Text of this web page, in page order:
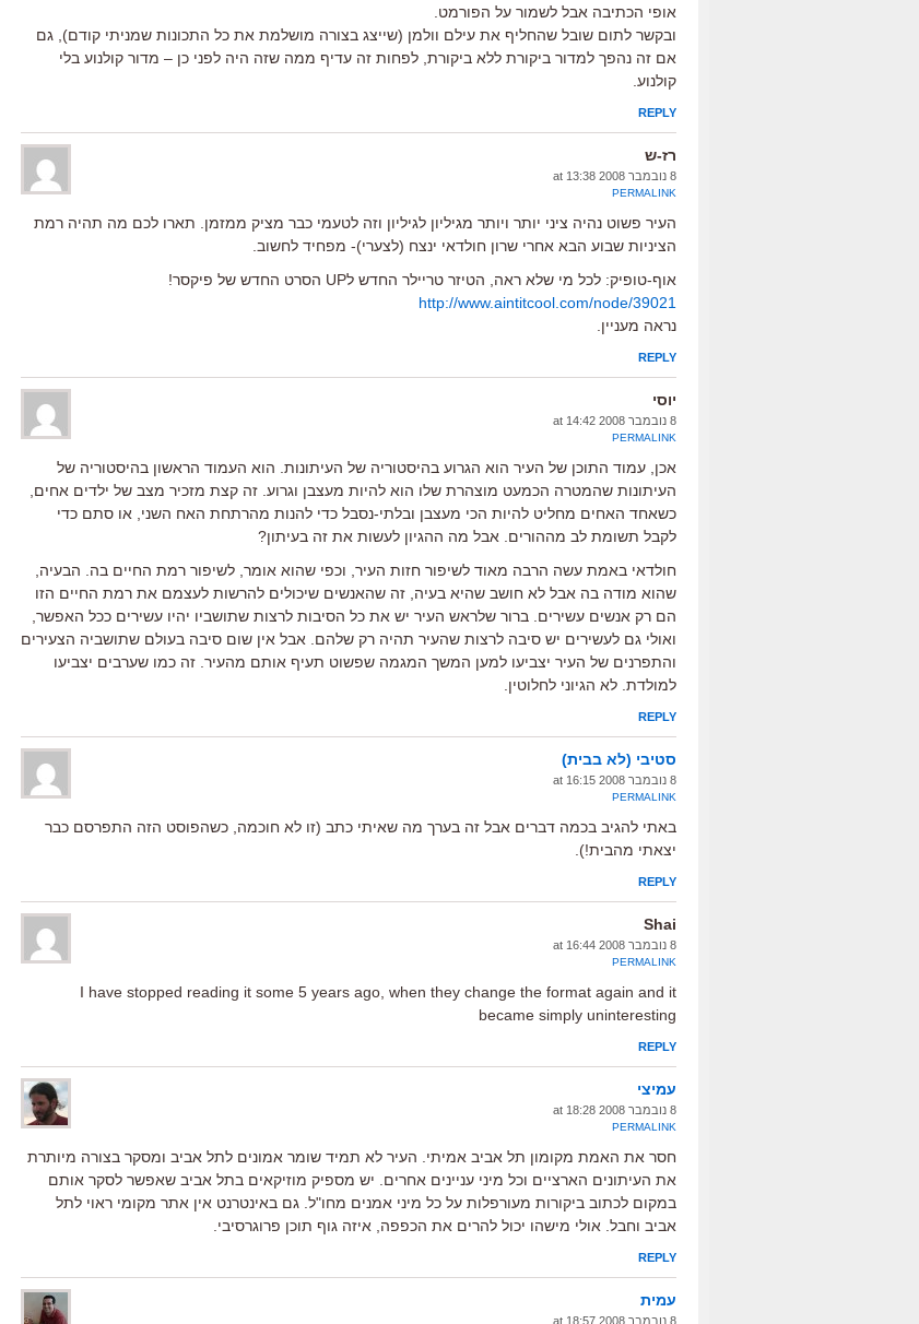
אופי הכתיבה אבל לשמור על הפורמט.
ובקשר לתום שובל שהחליף את עילם וולמן (שייצג בצורה מושלמת את כל התכונות שמניתי קודם), גם
אם זה נהפך למדור ביקורת ללא ביקורת, לפחות זה עדיף ממה שזה היה לפני כן – מדור קולנוע בלי
קולנוע.
REPLY
רז-ש
8 נובמבר 2008 at 13:38
PERMALINK
העיר פשוט נהיה ציני יותר ויותר מגיליון לגיליון וזה לטעמי כבר מציק ממזמן. תארו לכם מה תהיה רמת
הציניות שבוע הבא אחרי שרון חולדאי ינצח (לצערי)- מפחיד לחשוב.
אוף-טופיק: לכל מי שלא ראה, הטיזר טריילר החדש לUP הסרט החדש של פיקסר!
http://www.aintitcool.com/node/39021
נראה מעניין.
REPLY
יוסי
8 נובמבר 2008 at 14:42
PERMALINK
אכן, עמוד התוכן של העיר הוא הגרוע בהיסטוריה של העיתונות. הוא העמוד הראשון בהיסטוריה של
העיתונות שהמטרה הכמעט מוצהרת שלו הוא להיות מעצבן וגרוע. זה קצת מזכיר מצב של ילדים אחים,
כשאחד האחים מחליט להיות הכי מעצבן ובלתי-נסבל כדי להנות מהרתחת האח השני, או סתם כדי
לקבל תשומת לב מההורים. אבל מה ההגיון לעשות את זה בעיתון?
חולדאי באמת עשה הרבה מאוד לשיפור חזות העיר, וכפי שהוא אומר, לשיפור רמת החיים בה. הבעיה,
שהוא מודה בה אבל לא חושב שהיא בעיה, זה שהאנשים שיכולים להרשות לעצמם את רמת החיים הזו
הם רק אנשים עשירים. ברור שלראש העיר יש את כל הסיבות לרצות שתושביו יהיו עשירים ככל האפשר,
ואולי גם לעשירים יש סיבה לרצות שהעיר תהיה רק שלהם. אבל אין שום סיבה בעולם שתושביה הצעירים
והתפרנים של העיר יצביעו למען המשך המגמה שפשוט תעיף אותם מהעיר. זה כמו שערבים יצביעו
למולדת. לא הגיוני לחלוטין.
REPLY
סטיבי (לא בבית)
8 נובמבר 2008 at 16:15
PERMALINK
באתי להגיב בכמה דברים אבל זה בערך מה שאיתי כתב (זו לא חוכמה, כשהפוסט הזה התפרסם כבר
יצאתי מהבית!).
REPLY
Shai
8 נובמבר 2008 at 16:44
PERMALINK
I have stopped reading it some 5 years ago, when they change the format again and it
became simply uninteresting
REPLY
עמיצי
8 נובמבר 2008 at 18:28
PERMALINK
חסר את האמת מקומון תל אביב אמיתי. העיר לא תמיד שומר אמונים לתל אביב ומסקר בצורה מיותרת
את העיתונים הארציים וכל מיני עניינים אחרים. יש מספיק מוזיקאים בתל אביב שאפשר לסקר אותם
במקום לכתוב ביקורות מעורפלות על כל מיני אמנים מחו"ל. גם באינטרנט אין אתר מקומי ראוי לתל
אביב וחבל. אולי מישהו יכול להרים את הכפפה, איזה גוף תוכן פרוגרסיבי.
REPLY
עמית
8 נובמבר 2008 at 18:57